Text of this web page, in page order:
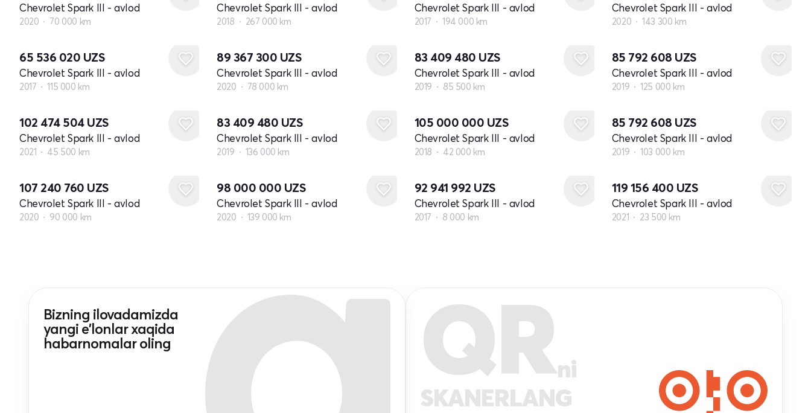
Chevrolet Spark III - avlod
2020 70 000 km
Chevrolet Spark III - avlod
2018 267 000 km
Chevrolet Spark III - avlod
2017 194 000 km
Chevrolet Spark III - avlod
2020 143 300 km
65 536 020 UZS
Chevrolet Spark III - avlod
2017 115 000 km
89 367 300 UZS
Chevrolet Spark III - avlod
2020 78 000 km
83 409 480 UZS
Chevrolet Spark III - avlod
2019 85 500 km
85 792 608 UZS
Chevrolet Spark III - avlod
2019 125 000 km
102 474 504 UZS
Chevrolet Spark III - avlod
2021 45 500 km
83 409 480 UZS
Chevrolet Spark III - avlod
2019 136 000 km
105 000 000 UZS
Chevrolet Spark III - avlod
2018 42 000 km
85 792 608 UZS
Chevrolet Spark III - avlod
2019 103 000 km
107 240 760 UZS
Chevrolet Spark III - avlod
2020 90 000 km
98 000 000 UZS
Chevrolet Spark III - avlod
2020 139 000 km
92 941 992 UZS
Chevrolet Spark III - avlod
2017 8 000 km
119 156 400 UZS
Chevrolet Spark III - avlod
2021 23 500 km
Bizning ilovadamizda
yangi e'lonlar xaqida
habarnomalar oling
QRni
SKANERLANG